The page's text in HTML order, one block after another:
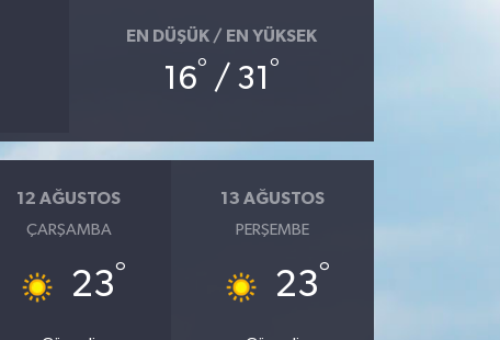
EN DÜŞÜK / EN YÜKSEK
16° / 31°
12 AĞUSTOS
ÇARŞAMBA
23°
13 AĞUSTOS
PERŞEMBE
23°